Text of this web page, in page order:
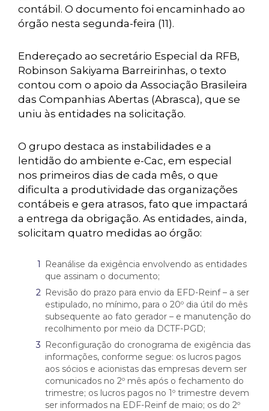
contábil. O documento foi encaminhado ao
órgão nesta segunda-feira (11).
Endereçado ao secretário Especial da RFB,
Robinson Sakiyama Barreirinhas, o texto
contou com o apoio da Associação Brasileira
das Companhias Abertas (Abrasca), que se
uniu às entidades na solicitação.
O grupo destaca as instabilidades e a
lentidão do ambiente e-Cac, em especial
nos primeiros dias de cada mês, o que
dificulta a produtividade das organizações
contábeis e gera atrasos, fato que impactará
a entrega da obrigação. As entidades, ainda,
solicitam quatro medidas ao órgão:
Reanálise da exigência envolvendo as entidades
que assinam o documento;
Revisão do prazo para envio da EFD-Reinf – a ser
estipulado, no mínimo, para o 20º dia útil do mês
subsequente ao fato gerador – e manutenção do
recolhimento por meio da DCTF-PGD;
Reconfiguração do cronograma de exigência das
informações, conforme segue: os lucros pagos
aos sócios e acionistas das empresas devem ser
comunicados no 2º mês após o fechamento do
trimestre; os lucros pagos no 1º trimestre devem
ser informados na EDF-Reinf de maio; os do 2º